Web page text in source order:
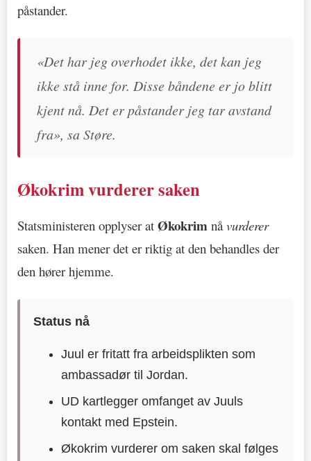
påstander.
«Det har jeg overhodet ikke, det kan jeg
ikke stå inne for. Disse båndene er jo blitt
kjent nå. Det er påstander jeg tar avstand
fra», sa Støre.
Økokrim vurderer saken
Statsministeren opplyser at Økokrim nåvurderer
saken. Han mener det er riktig at den behandles der
den hører hjemme.
Status nå
Juul er fritatt fra arbeidsplikten som
ambassadør til Jordan.
UD kartlegger omfanget av Juuls
kontakt med Epstein.
Økokrim vurderer om saken skal følges